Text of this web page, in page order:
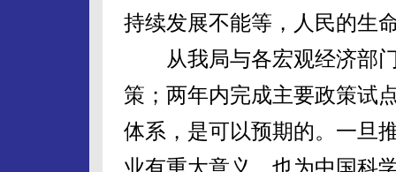
持续发展不能等，人民的生
从我局与各宏观经济部门
策；两年内完成主要政策试
体系，是可以预期的。一旦
业有重大意义，也为中国科